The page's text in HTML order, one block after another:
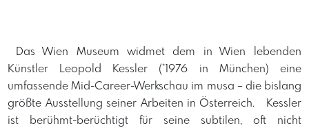
​ Das Wien Museum widmet dem in Wien lebenden
Künstler Leopold Kessler (*1976 in München) eine
umfassende Mid-Career-Werkschau im musa – die bislang
größte Ausstellung seiner Arbeiten in Österreich. Kessler
ist berühmt-berüchtigt für seine subtilen, oft nicht